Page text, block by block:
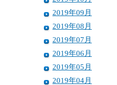
2019年09月
2019年08月
2019年07月
2019年06月
2019年05月
2019年04月